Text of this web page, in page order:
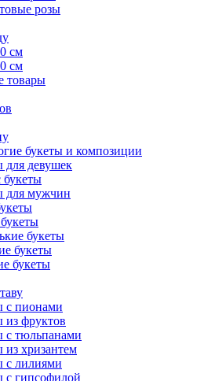
розы
см
см
товары
букеты и композиции
для девушек
букеты
для мужчин
букеты
букеты
букеты
с пионами
из фруктов
с тюльпанами
из хризантем
с лилиями
с гипсофилой